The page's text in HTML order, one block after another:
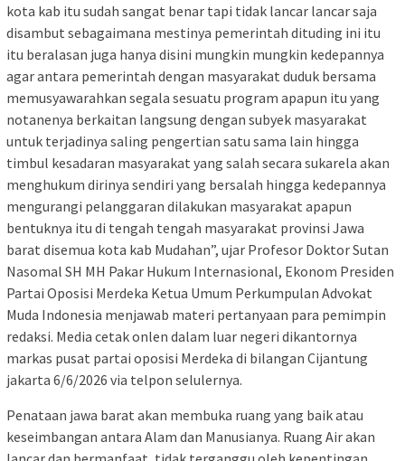
kota kab itu sudah sangat benar tapi tidak lancar lancar saja
disambut sebagaimana mestinya pemerintah dituding ini itu
itu beralasan juga hanya disini mungkin mungkin kedepannya
agar antara pemerintah dengan masyarakat duduk bersama
memusyawarahkan segala sesuatu program apapun itu yang
notanenya berkaitan langsung dengan subyek masyarakat
untuk terjadinya saling pengertian satu sama lain hingga
timbul kesadaran masyarakat yang salah secara sukarela akan
menghukum dirinya sendiri yang bersalah hingga kedepannya
mengurangi pelanggaran dilakukan masyarakat apapun
bentuknya itu di tengah tengah masyarakat provinsi Jawa
barat disemua kota kab Mudahan”, ujar Profesor Doktor Sutan
Nasomal SH MH Pakar Hukum Internasional, Ekonom Presiden
Partai Oposisi Merdeka Ketua Umum Perkumpulan Advokat
Muda Indonesia menjawab materi pertanyaan para pemimpin
redaksi. Media cetak onlen dalam luar negeri dikantornya
markas pusat partai oposisi Merdeka di bilangan Cijantung
jakarta 6/6/2026 via telpon selulernya.
Penataan jawa barat akan membuka ruang yang baik atau
keseimbangan antara Alam dan Manusianya. Ruang Air akan